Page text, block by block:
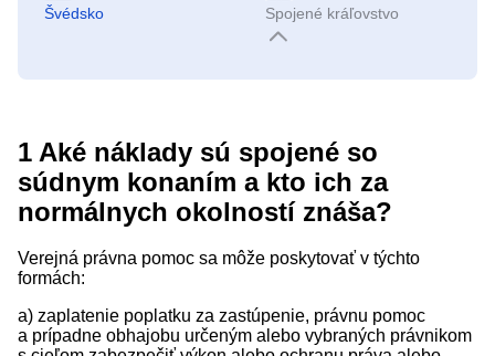
Švédsko Spojené kráľovstvo
1 Aké náklady sú spojené so
súdnym konaním a kto ich za
normálnych okolností znáša?
Verejná právna pomoc sa môže poskytovať v týchto
formách:
a) zaplatenie poplatku za zastúpenie, právnu pomoc
a prípadne obhajobu určeným alebo vybraných právnikom